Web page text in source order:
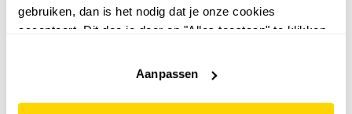
gebruiken, dan is het nodig dat je onze cookies
accepteert. Dit doe je door op "Alles toestaan" te klikken.
website niet optimaal functioneert.
Aanpassen